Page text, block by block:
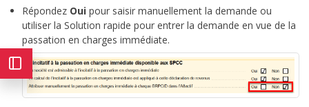
Répondez Oui pour saisir manuellement la demande ou
utiliser la Solution rapide pour entrer la demande en vue de la
passation en charges immédiate.